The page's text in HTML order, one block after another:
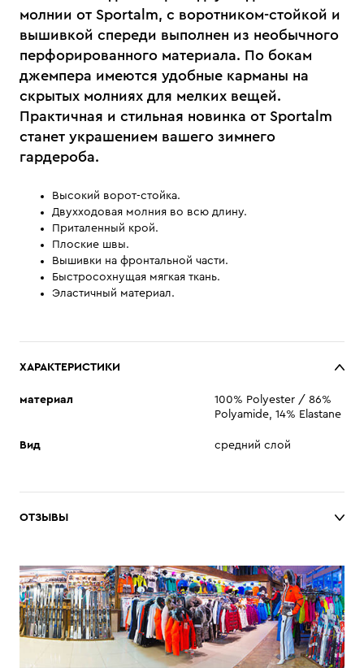
молнии от Sportalm, с воротником-стойкой и
вышивкой спереди выполнен из необычного
перфорированного материала. По бокам
джемпера имеются удобные карманы на
скрытых молниях для мелких вещей.
Практичная и стильная новинка от Sportalm
станет украшением вашего зимнего
гардероба.
Высокий ворот-стойка.
Двухходовая молния во всю длину.
Приталенный крой.
Плоские швы.
Вышивки на фронтальной части.
Быстросохнущая мягкая ткань.
Эластичный материал.
ХАРАКТЕРИСТИКИ
материал
100% Polyester / 86%
Polyamide, 14% Elastane
Вид средний слой
ОТЗЫВЫ